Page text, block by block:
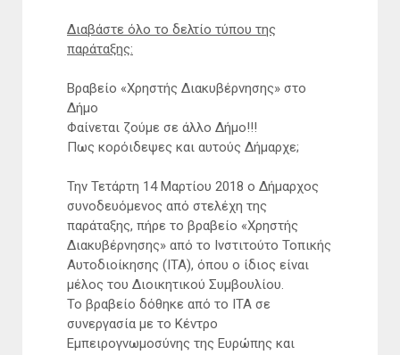
Διαβάστε όλο το δελτίο τύπου της
παράταξης:
Βραβείο «Χρηστής Διακυβέρνησης» στο
Δήμο
Φαίνεται ζούμε σε άλλο Δήμο!!!
Πως κορόιδεψες και αυτούς Δήμαρχε;
Την Τετάρτη 14 Μαρτίου 2018 ο Δήμαρχος
συνοδευόμενος από στελέχη της
παράταξης, πήρε το βραβείο «Χρηστής
Διακυβέρνησης» από το Ινστιτούτο Τοπικής
Αυτοδιοίκησης (ΙΤΑ), όπου ο ίδιος είναι
μέλος του Διοικητικού Συμβουλίου.
Το βραβείο δόθηκε από το ΙΤΑ σε
συνεργασία με το Κέντρο
Εμπειρογνωμοσύνης της Ευρώπης και